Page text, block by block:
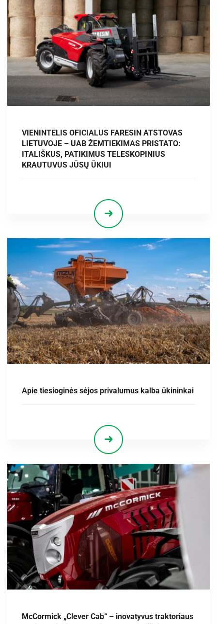
VIENINTELIS OFICIALUS FARESIN ATSTOVAS
LIETUVOJE – UAB ŽEMTIEKIMAS PRISTATO:
ITALIŠKUS, PATIKIMUS TELESKOPINIUS
KRAUTUVUS JŪSŲ ŪKIUI
Apie tiesioginės sėjos privalumus kalba ūkininkai
McCormick „Clever Cab“ – inovatyvus traktoriaus